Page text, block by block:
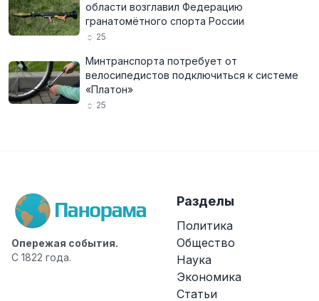
области возглавил Федерацию
гранатомётного спорта России
25
Минтранспорта потребует от
велосипедистов подключиться к системе
«Платон»
25
Опережая события.
С 1822 года.
Разделы
Политика
Общество
Наука
Экономика
Статьи